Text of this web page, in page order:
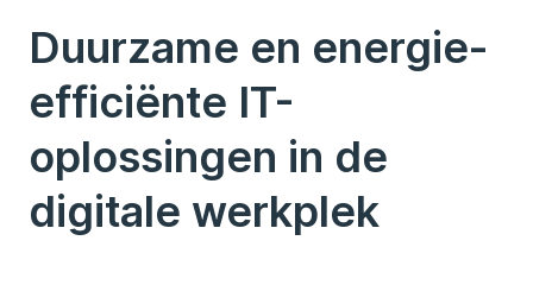
Duurzame en energie-
efficiënte IT-
oplossingen in de
digitale werkplek